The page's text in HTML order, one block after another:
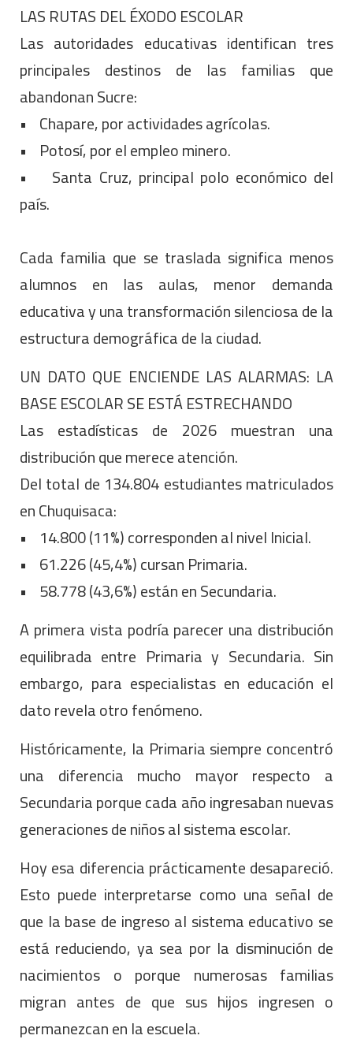
LAS RUTAS DEL ÉXODO ESCOLAR
Las autoridades educativas identifican tres
principales destinos de las familias que
abandonan Sucre:
• Chapare, por actividades agrícolas.
• Potosí, por el empleo minero.
• Santa Cruz, principal polo económico del
país.
Cada familia que se traslada significa menos
alumnos en las aulas, menor demanda
educativa y una transformación silenciosa de la
estructura demográfica de la ciudad.
UN DATO QUE ENCIENDE LAS ALARMAS: LA
BASE ESCOLAR SE ESTÁ ESTRECHANDO
Las estadísticas de 2026 muestran una
distribución que merece atención.
Del total de 134.804 estudiantes matriculados
en Chuquisaca:
• 14.800 (11%) corresponden al nivel Inicial.
• 61.226 (45,4%) cursan Primaria.
• 58.778 (43,6%) están en Secundaria.
A primera vista podría parecer una distribución
equilibrada entre Primaria y Secundaria. Sin
embargo, para especialistas en educación el
dato revela otro fenómeno.
Históricamente, la Primaria siempre concentró
una diferencia mucho mayor respecto a
Secundaria porque cada año ingresaban nuevas
generaciones de niños al sistema escolar.
Hoy esa diferencia prácticamente desapareció.
Esto puede interpretarse como una señal de
que la base de ingreso al sistema educativo se
está reduciendo, ya sea por la disminución de
nacimientos o porque numerosas familias
migran antes de que sus hijos ingresen o
permanezcan en la escuela.